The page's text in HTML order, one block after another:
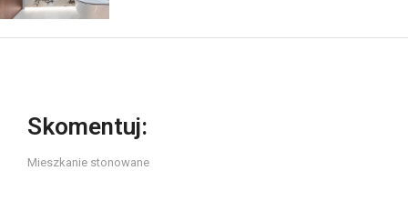
Skomentuj:
Mieszkanie stonowane